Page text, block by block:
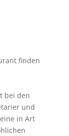
finden
bei den
und
in Art